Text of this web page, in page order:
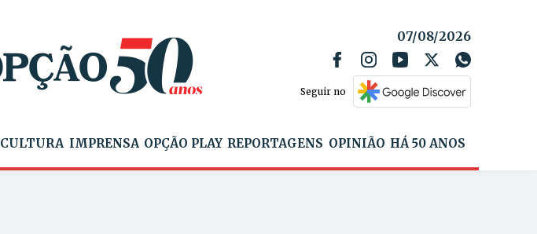
07/08/2026
Seguir no
CULTURA IMPRENSA OPÇÃO PLAY REPORTAGENS OPINIÃO HÁ 50 ANOS